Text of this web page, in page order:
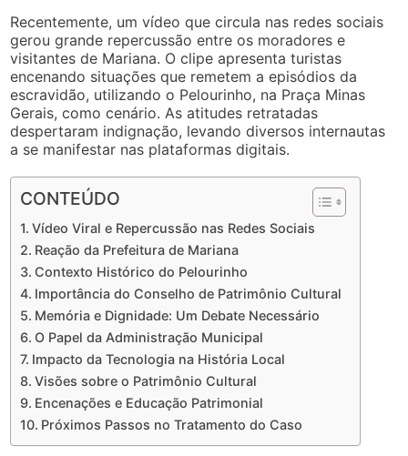
Recentemente, um vídeo que circula nas redes sociais
gerou grande repercussão entre os moradores e
visitantes de Mariana. O clipe apresenta turistas
encenando situações que remetem a episódios da
escravidão, utilizando o Pelourinho, na Praça Minas
Gerais, como cenário. As atitudes retratadas
despertaram indignação, levando diversos internautas
a se manifestar nas plataformas digitais.
CONTEÚDO
Vídeo Viral e Repercussão nas Redes Sociais
Reação da Prefeitura de Mariana
Contexto Histórico do Pelourinho
Importância do Conselho de Patrimônio Cultural
Memória e Dignidade: Um Debate Necessário
O Papel da Administração Municipal
Impacto da Tecnologia na História Local
Visões sobre o Patrimônio Cultural
Encenações e Educação Patrimonial
Próximos Passos no Tratamento do Caso